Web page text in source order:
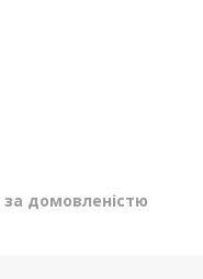
за домовленістю